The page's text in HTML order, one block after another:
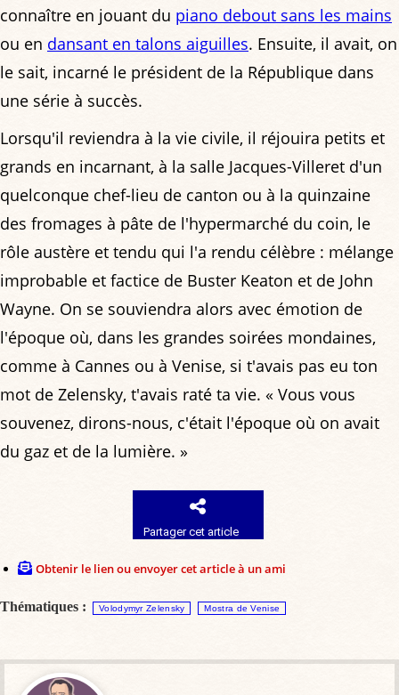
connaître en jouant du piano debout sans les mains
ou en dansant en talons aiguilles. Ensuite, il avait, on
le sait, incarné le président de la République dans
une série à succès.
Lorsqu'il reviendra à la vie civile, il réjouira petits et
grands en incarnant, à la salle Jacques-Villeret d'un
quelconque chef-lieu de canton ou à la quinzaine
des fromages à pâte de l'hypermarché du coin, le
rôle austère et tendu qui l'a rendu célèbre : mélange
improbable et factice de Buster Keaton et de John
Wayne. On se souviendra alors avec émotion de
l'époque où, dans les grandes soirées mondaines,
comme à Cannes ou à Venise, si t'avais pas eu ton
mot de Zelensky, t'avais raté ta vie. « Vous vous
souvenez, dirons-nous, c'était l'époque où on avait
du gaz et de la lumière. »
Partager cet article
Obtenir le lien ou envoyer cet article à un ami
Thématiques : Volodymyr Zelensky Mostra de Venise